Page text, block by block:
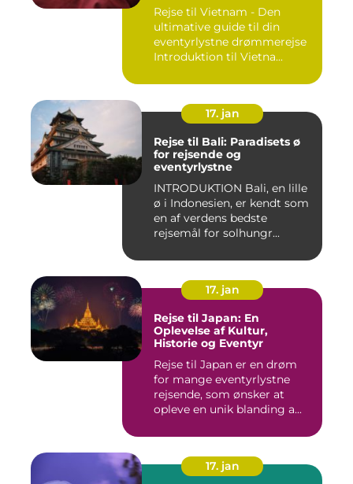
Rejse til Vietnam - Den
ultimative guide til din
eventyrlystne drømmerejse
Introduktion til Vietna...
17. jan
Rejse til Bali: Paradisets ø
for rejsende og
eventyrlystne
INTRODUKTION Bali, en lille
ø i Indonesien, er kendt som
en af verdens bedste
rejsemål for solhungr...
17. jan
Rejse til Japan: En
Oplevelse af Kultur,
Historie og Eventyr
Rejse til Japan er en drøm
for mange eventyrlystne
rejsende, som ønsker at
opleve en unik blanding a...
17. jan